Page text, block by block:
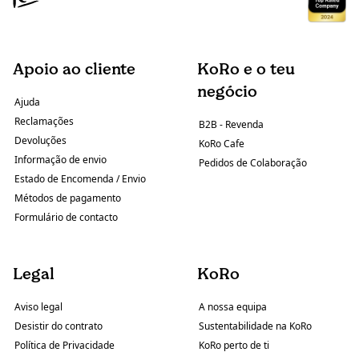
Apoio ao cliente
Ajuda
Reclamações
Devoluções
Informação de envio
Estado de Encomenda / Envio
Métodos de pagamento
Formulário de contacto
KoRo e o teu
negócio
B2B - Revenda
KoRo Cafe
Pedidos de Colaboração
Legal
Aviso legal
Desistir do contrato
Política de Privacidade
KoRo
A nossa equipa
Sustentabilidade na KoRo
KoRo perto de ti